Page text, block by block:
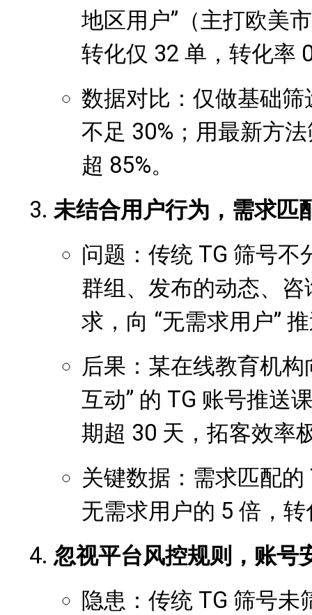
地区用户”（主打欧美
转化仅 32 单，转化率
数据对比：仅做基础
不足 30%；用最新方
超 85%。
未结合用户行为，需求匹
问题：传统 TG 筛号
群组、发布的动态、
求，向 “无需求用户”
后果：某在线教育机
互动” 的 TG 账号推送
期超 30 天，拓客效率
关键数据：需求匹配
无需求用户的 5 倍，
忽视平台风控规则，账号
隐患：传统 TG 筛号未